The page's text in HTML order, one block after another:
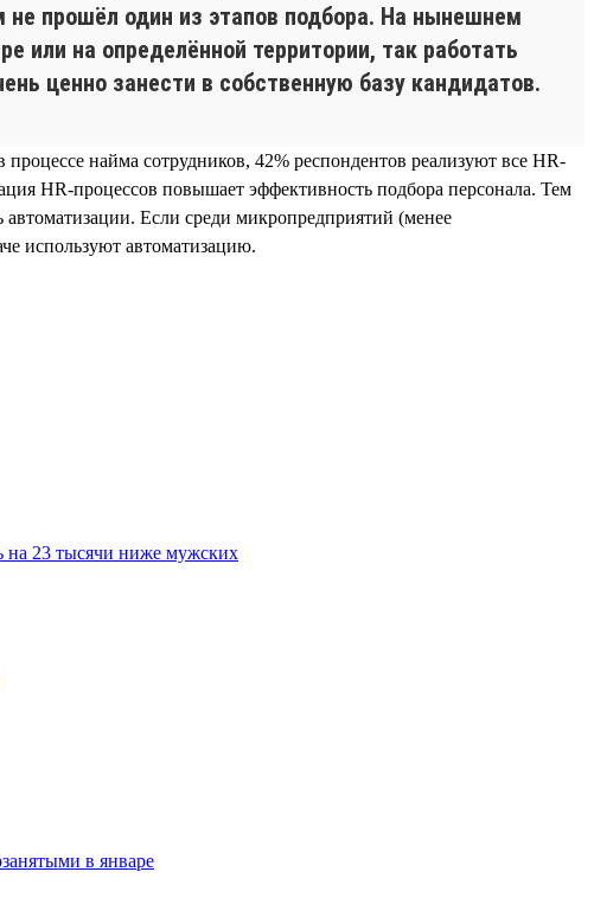
не прошёл один из этапов подбора. На нынешнем
или на определённой территории, так работать
ценно занести в собственную базу кандидатов.
найма сотрудников, 42% респондентов реализуют все HR-
HR-процессов повышает эффективность подбора персонала. Тем
Если среди микропредприятий (менее
используют автоматизацию.
на 23 тысячи ниже мужских
в январе